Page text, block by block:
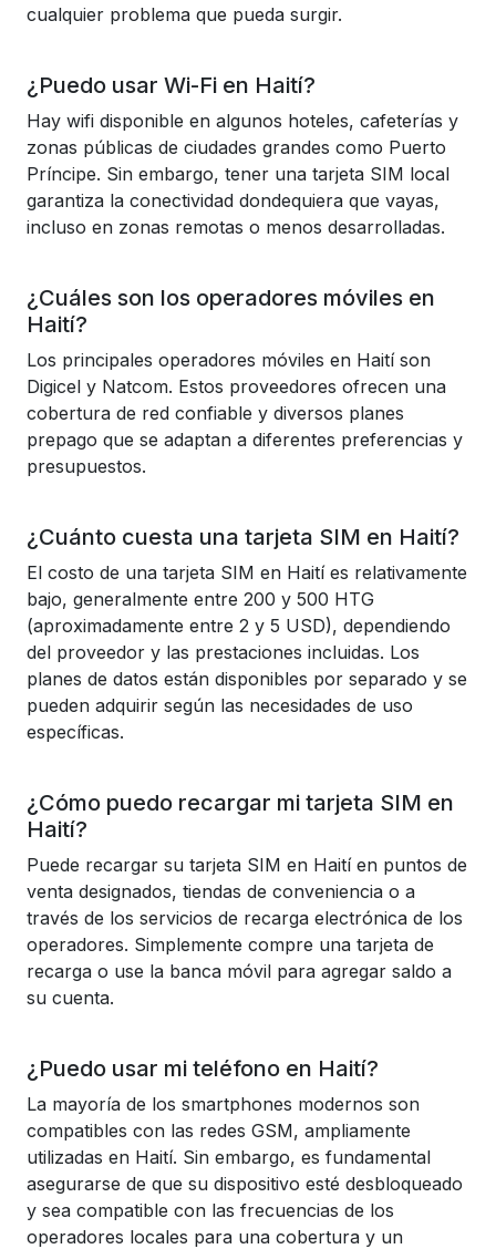
cualquier problema que pueda surgir.
¿Puedo usar Wi-Fi en Haití?
Hay wifi disponible en algunos hoteles, cafeterías y
zonas públicas de ciudades grandes como Puerto
Príncipe. Sin embargo, tener una tarjeta SIM local
garantiza la conectividad dondequiera que vayas,
incluso en zonas remotas o menos desarrolladas.
¿Cuáles son los operadores móviles en
Haití?
Los principales operadores móviles en Haití son
Digicel y Natcom. Estos proveedores ofrecen una
cobertura de red confiable y diversos planes
prepago que se adaptan a diferentes preferencias y
presupuestos.
¿Cuánto cuesta una tarjeta SIM en Haití?
El costo de una tarjeta SIM en Haití es relativamente
bajo, generalmente entre 200 y 500 HTG
(aproximadamente entre 2 y 5 USD), dependiendo
del proveedor y las prestaciones incluidas. Los
planes de datos están disponibles por separado y se
pueden adquirir según las necesidades de uso
específicas.
¿Cómo puedo recargar mi tarjeta SIM en
Haití?
Puede recargar su tarjeta SIM en Haití en puntos de
venta designados, tiendas de conveniencia o a
través de los servicios de recarga electrónica de los
operadores. Simplemente compre una tarjeta de
recarga o use la banca móvil para agregar saldo a
su cuenta.
¿Puedo usar mi teléfono en Haití?
La mayoría de los smartphones modernos son
compatibles con las redes GSM, ampliamente
utilizadas en Haití. Sin embargo, es fundamental
asegurarse de que su dispositivo esté desbloqueado
y sea compatible con las frecuencias de los
operadores locales para una cobertura y un